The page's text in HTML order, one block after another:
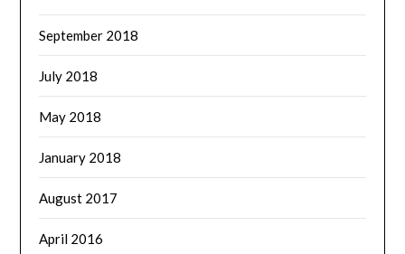
September 2018
July 2018
May 2018
January 2018
August 2017
April 2016